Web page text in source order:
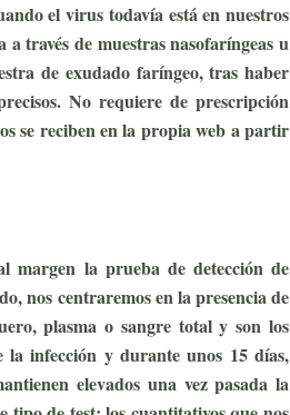
el virus todavía está en nuestros
través de muestras nasofaríngeas u
de exudado faríngeo, tras haber
No requiere de prescripción
se reciben en la propia web a partir
margen la prueba de detección de
nos centraremos en la presencia de
plasma o sangre total y son los
infección y durante unos 15 días,
elevados una vez pasada la